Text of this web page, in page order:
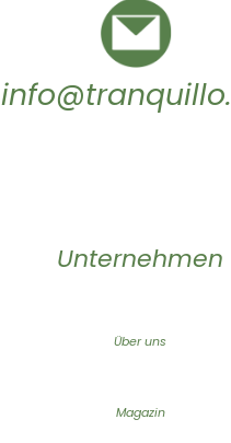
Unternehmen
Über uns
Magazin